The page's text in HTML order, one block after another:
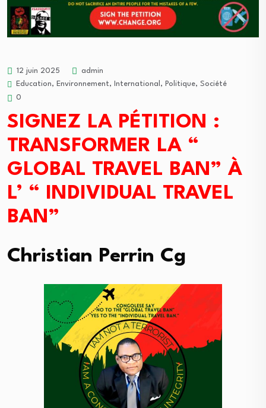
12 juin 2025
admin
Education, Environnement, International , Politique, Société
0
SIGNEZ LA PÉTITION :
TRANSFORMER LA “
GLOBAL TRAVEL BAN” À
L’ “ INDIVIDUAL TRAVEL
BAN”
Christian Perrin Cg